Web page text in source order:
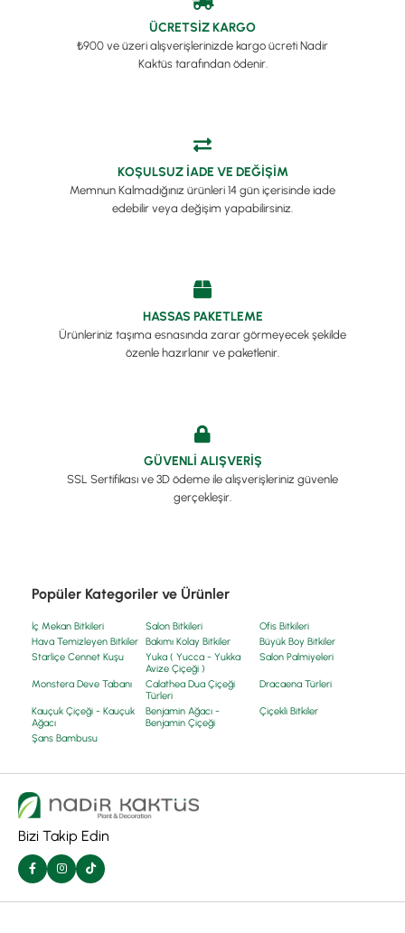
ÜCRETSİZ KARGO
₺900 ve üzeri alışverişlerinizde kargo ücreti Nadir
Kaktüs tarafından ödenir.
KOŞULSUZ İADE VE DEĞİŞİM
Memnun Kalmadığınız ürünleri 14 gün içerisinde iade
edebilir veya değişim yapabilirsiniz.
HASSAS PAKETLEME
Ürünleriniz taşıma esnasında zarar görmeyecek şekilde
özenle hazırlanır ve paketlenir.
GÜVENLİ ALIŞVERİŞ
SSL Sertifikası ve 3D ödeme ile alışverişleriniz güvenle
gerçekleşir.
Popüler Kategoriler ve Ürünler
İç Mekan Bitkileri Salon Bitkileri
Ofis Bitkileri
Hava Temizleyen Bitkiler
Bakımı Kolay Bitkiler
Büyük Boy Bitkiler
Starliçe Cennet Kuşu
Yuka ( Yucca - Yukka
Avize Çiçeği )
Salon Palmiyeleri
Monstera Deve Tabanı
Calathea Dua Çiçeği
Türleri
Dracaena Türleri
Kauçuk Çiçeği - Kauçuk
Ağacı
Benjamin Ağacı -
Benjamin Çiçeği
Çiçekli Bitkiler
Şans Bambusu
Bizi Takip Edin